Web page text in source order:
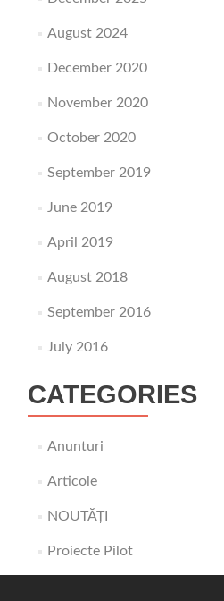
August 2024
December 2020
November 2020
October 2020
September 2019
June 2019
April 2019
August 2018
September 2016
July 2016
CATEGORIES
Anunturi
Articole
NOUTĂȚI
Proiecte Pilot